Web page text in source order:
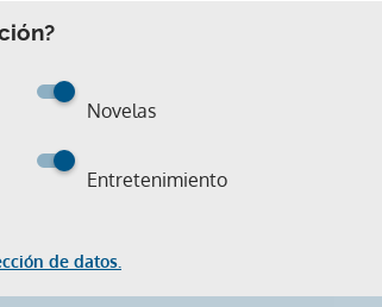
Novelas
Entretenimiento
de datos.